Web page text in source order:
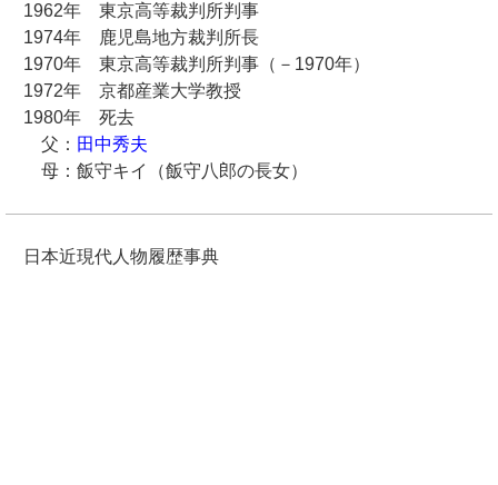
1962年 東京高等裁判所判事
1974年 鹿児島地方裁判所長
1970年 東京高等裁判所判事（－1970年）
1972年 京都産業大学教授
1980年 死去
父： 田中秀夫
母：飯守キイ（飯守八郎の長女）
日本近現代人物履歴事典